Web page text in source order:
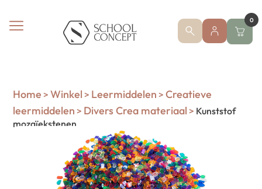
0
Home > Winkel > Leermiddelen > Creatieve
leermiddelen > Divers Crea materiaal > Kunststof
mozaïekstenen